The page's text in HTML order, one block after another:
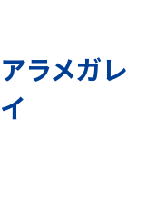
アラメガレ
イ